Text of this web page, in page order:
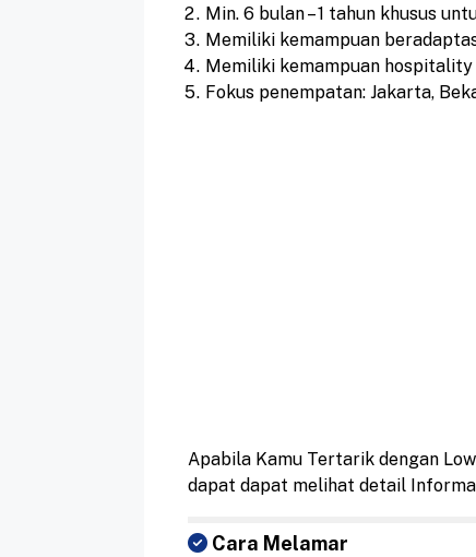
Min. 6 bulan – 1 tahun khusus
Memiliki kemampuan
Memiliki kemampuan
Fokus penempatan: Jakarta,
Apabila Kamu Tertarik dengan
dapat dapat melihat detail
Cara Melamar